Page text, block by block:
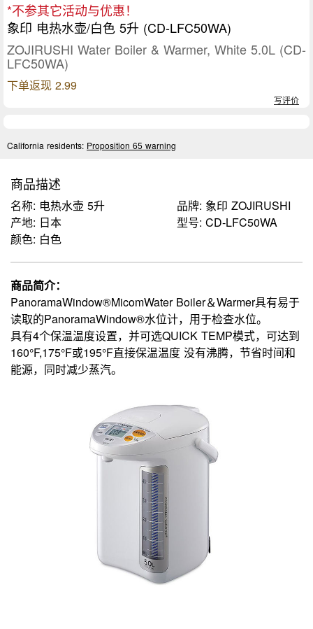
*不参其它活动与优惠！
象印 电热水壶/白色 5升 (CD-LFC50WA)
ZOJIRUSHI Water Boiler & Warmer, White 5.0L (CD-
LFC50WA)
下单返现 2.99
写评价
California residents: Proposition 65 warning
商品描述
名称: 电热水壶 5升
品牌: 象印 ZOJIRUSHI
产地: 日本
型号: CD-LFC50WA
颜色: 白色
商品简介：
PanoramaWindow®MicomWater Boiler＆Warmer具有易于
读取的PanoramaWindow®水位计，用于检查水位。
具有4个保温温度设置，并可选QUICK TEMP模式，可达到
160°F,175°F或195°F直接保温温度 没有沸腾，节省时间和
能源，同时减少蒸汽。